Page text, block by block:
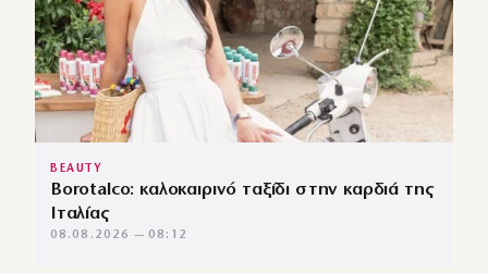
BEAUTY
Borotalco: καλοκαιρινό ταξίδι στην καρδιά της
Ιταλίας
08.08.2026 — 08:12